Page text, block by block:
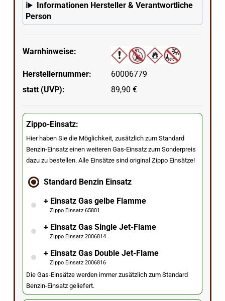
Informationen Hersteller & Verantwortliche
Person
Warnhinweise:
Herstellernummer:
60006779
statt (UVP):
89,90 €
Zippo-Einsatz:
Hier haben Sie die Möglichkeit, zusätzlich zum Standard
Benzin-Einsatz einen weiteren Gas-Einsatz zum Sonderpreis
dazu zu bestellen. Alle Einsätze sind original Zippo Einsätze!
Standard Benzin Einsatz
+ Einsatz Gas gelbe Flamme
Zippo Einsatz 65801
+ Einsatz Gas Single Jet-Flame
Zippo Einsatz 2006814
+ Einsatz Gas Double Jet-Flame
Zippo Einsatz 2006816
Die Gas-Einsätze werden immer zusätzlich zum Standard
Benzin-Einsatz geliefert.